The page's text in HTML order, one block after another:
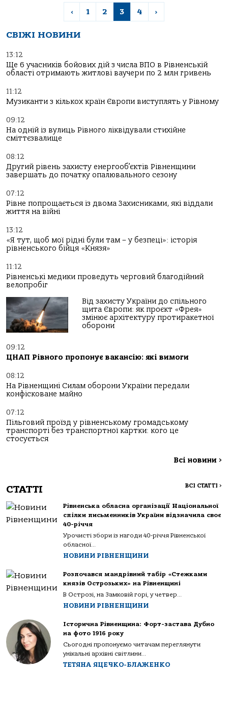
‹ 1 2 3 4 ›
СВІЖІ НОВИНИ
13:12
Ще 6 учасників бойових дій з числа ВПО в Рівненській
області отримають житлові ваучери по 2 млн гривень
11:12
Музиканти з кількох країн Європи виступлять у Рівному
09:12
На одній із вулиць Рівного ліквідували стихійне
сміттєзвалище
08:12
Другий рівень захисту енергооб’єктів Рівненщини
завершать до початку опалювального сезону
07:12
Рівне попрощається із двома Захисниками, які віддали
життя на війні
13:12
«Я тут, щоб мої рідні були там – у безпеці»: історія
рівненського бійця «Князя»
11:12
Рівненські медики проведуть черговий благодійний
велопробіг
Від захисту України до спільного
щита Європи: як проєкт «Фрея»
змінює архітектуру протиракетної
оборони
09:12
ЦНАП Рівного пропонує вакансію: які вимоги
08:12
На Рівненщині Силам оборони України передали
конфісковане майно
07:12
Пільговий проїзд у рівненському громадському
транспорті без транспортної картки: кого це
стосується
Всі новини >
СТАТТІ ВСІ СТАТТІ >
Рівненська обласна організації Національної
спілки письменників України відзначила своє
40-річчя
Урочисті збори із нагоди 40-річчя Рівненської
обласної...
НОВИНИ РІВНЕНЩИНИ
Розпочався мандрівний табір «Стежками
князів Острозьких» на Рівненщині
В Острозі, на Замковій горі, у четвер...
НОВИНИ РІВНЕНЩИНИ
Історична Рівненщина: Форт-застава Дубно
на фото 1916 року
Сьогодні пропонуємо читачам переглянути
унікальні архівні світлини...
ТЕТЯНА ЯЦЕЧКО-БЛАЖЕНКО